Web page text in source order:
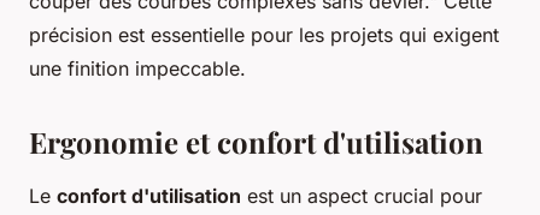
précision est essentielle pour les projets qui exigent
une finition impeccable.
Ergonomie et confort d'utilisation
Le confort d'utilisation est un aspect crucial pour